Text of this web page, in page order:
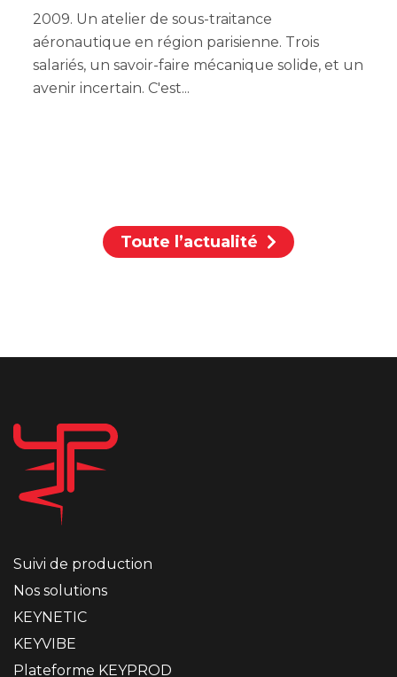
2009. Un atelier de sous-traitance
aéronautique en région parisienne. Trois
salariés, un savoir-faire mécanique solide, et un
avenir incertain. C'est...
Toute l’actualité
Suivi de production
Nos solutions
KEYNETIC
KEYVIBE
Plateforme KEYPROD